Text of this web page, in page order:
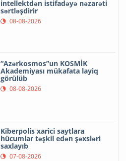
intellektdən istifadəyə nəzarəti
sərtləşdirir
08-08-2026
“Azərkosmos”un KOSMİK
Akademiyası mükafata layiq
görülüb
08-08-2026
Kiberpolis xarici saytlara
hücumlar təşkil edən şəxsləri
saxlayıb
07-08-2026